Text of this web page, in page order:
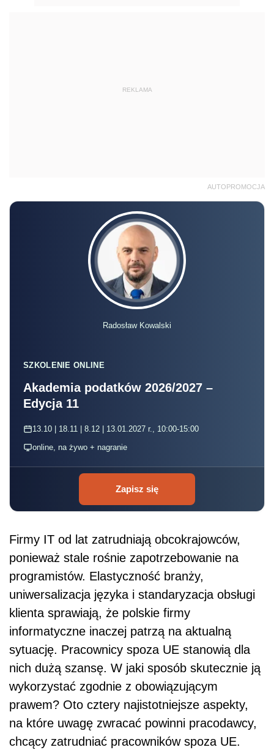
REKLAMA
AUTOPROMOCJA
Radosław Kowalski
SZKOLENIE ONLINE
Akademia podatków 2026/2027 –
Edycja 11
13.10 | 18.11 | 8.12 | 13.01.2027 r., 10:00-15:00
online, na żywo + nagranie
Zapisz się
Firmy IT od lat zatrudniają obcokrajowców,
ponieważ stale rośnie zapotrzebowanie na
programistów. Elastyczność branży,
uniwersalizacja języka i standaryzacja obsługi
klienta sprawiają, że polskie firmy
informatyczne inaczej patrzą na aktualną
sytuację. Pracownicy spoza UE stanowią dla
nich dużą szansę. W jaki sposób skutecznie ją
wykorzystać zgodnie z obowiązującym
prawem? Oto cztery najistotniejsze aspekty,
na które uwagę zwracać powinni pracodawcy,
chcący zatrudniać pracowników spoza UE.